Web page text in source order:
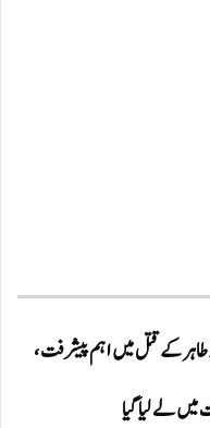
طاہر کے قتل میں اہم پیشرفت،
لے لیا گیا